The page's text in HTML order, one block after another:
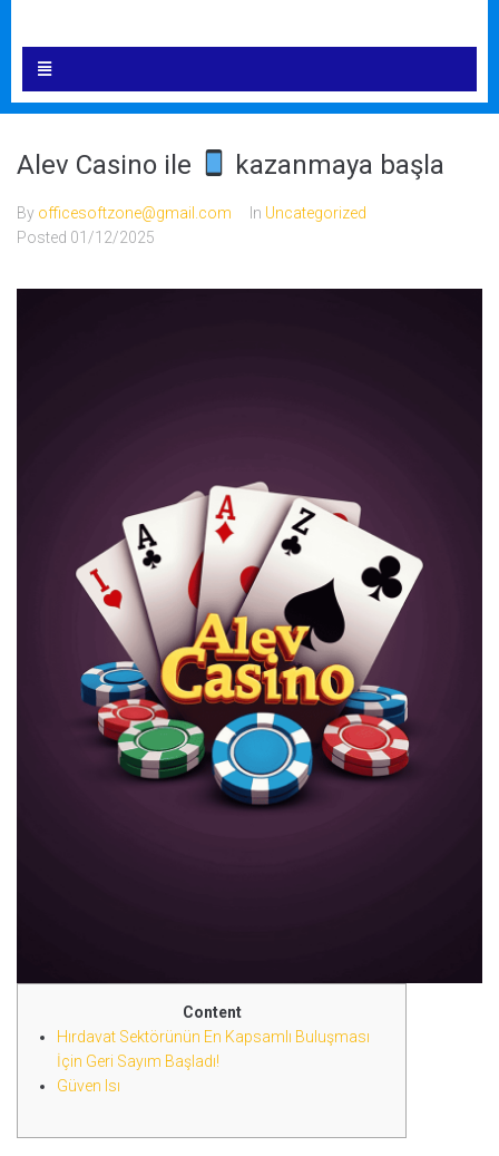
Alev Casino ile kazanmaya başla
By officesoftzone@gmail.com In Uncategorized
Posted 01/12/2025
Content
Hırdavat Sektörünün En Kapsamlı Buluşması
İçin Geri Sayım Başladı!
Güven Isı